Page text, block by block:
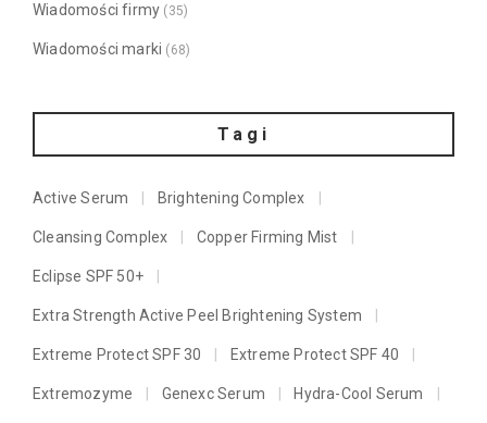
Wiadomości firmy (35)
Wiadomości marki (68)
Tagi
Active Serum Brightening Complex
Cleansing Complex Copper Firming Mist
Eclipse SPF 50+
Extra Strength Active Peel Brightening System
Extreme Protect SPF 30 Extreme Protect SPF 40
Extremozyme Genexc Serum Hydra-Cool Serum